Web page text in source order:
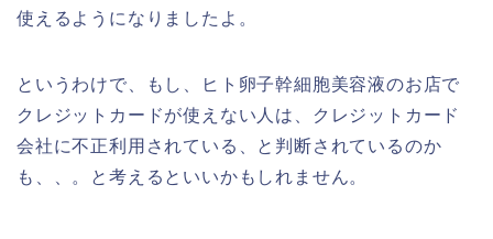
使えるようになりましたよ。
というわけで、もし、ヒト卵子幹細胞美容液のお店で
クレジットカードが使えない人は、クレジットカード
会社に不正利用されている、と判断されているのか
も、、。と考えるといいかもしれません。